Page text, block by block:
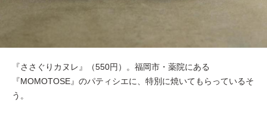
『ささぐりカヌレ』（550円）。福岡市・薬院にある
『MOMOTOSE』のパティシエに、特別に焼いてもらっているそ
う。